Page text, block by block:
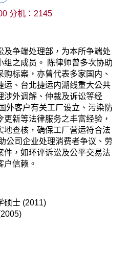
分机： 2145
及争端处理部，为本所争端处
组之成员。 陈律师曾多次协助
购标案，亦曾代表多家国内、
运、台北捷运内湖线重大公共
涉外调解、仲裁及诉讼等经
外客户有关工厂设立、污染防
新等法律服务之丰富经验，
地查核，确保工厂营运符合法
公司企业处理消费者争议、劳
件，如环评诉讼及公平交易法
户信赖。
硕士 (2011)